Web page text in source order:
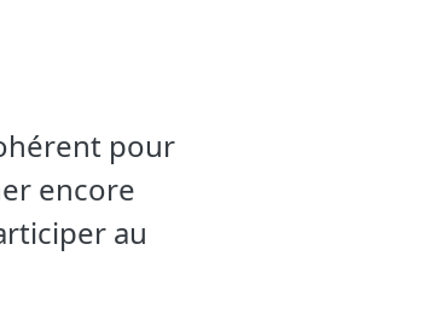
pour
encore
au